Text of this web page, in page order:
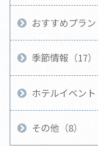
おすすめプラン
季節情報（17）
ホテルイベント
その他（8）